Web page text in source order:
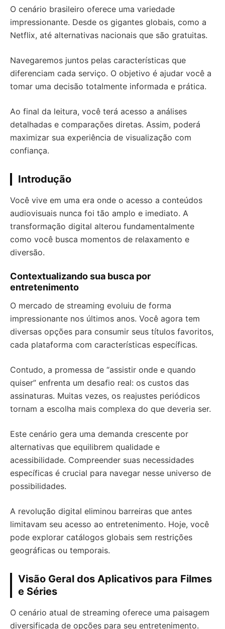
O cenário brasileiro oferece uma variedade
impressionante. Desde os gigantes globais, como a
Netflix, até alternativas nacionais que são gratuitas.
Navegaremos juntos pelas características que
diferenciam cada serviço. O objetivo é ajudar você a
tomar uma decisão totalmente informada e prática.
Ao final da leitura, você terá acesso a análises
detalhadas e comparações diretas. Assim, poderá
maximizar sua experiência de visualização com
confiança.
Introdução
Você vive em uma era onde o acesso a conteúdos
audiovisuais nunca foi tão amplo e imediato. A
transformação digital alterou fundamentalmente
como você busca momentos de relaxamento e
diversão.
Contextualizando sua busca por
entretenimento
O mercado de streaming evoluiu de forma
impressionante nos últimos anos. Você agora tem
diversas opções para consumir seus títulos favoritos,
cada plataforma com características específicas.
Contudo, a promessa de “assistir onde e quando
quiser” enfrenta um desafio real: os custos das
assinaturas. Muitas vezes, os reajustes periódicos
tornam a escolha mais complexa do que deveria ser.
Este cenário gera uma demanda crescente por
alternativas que equilibrem qualidade e
acessibilidade. Compreender suas necessidades
específicas é crucial para navegar nesse universo de
possibilidades.
A revolução digital eliminou barreiras que antes
limitavam seu acesso ao entretenimento. Hoje, você
pode explorar catálogos globais sem restrições
geográficas ou temporais.
Visão Geral dos Aplicativos para Filmes
e Séries
O cenário atual de streaming oferece uma paisagem
diversificada de opções para seu entretenimento.